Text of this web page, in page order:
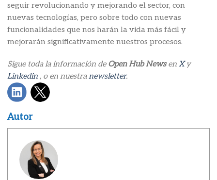
seguir revolucionando y mejorando el sector, con
nuevas tecnologías, pero sobre todo con nuevas
funcionalidades que nos harán la vida más fácil y
mejorarán significativamente nuestros procesos.
Sigue toda la información de Open Hub Newsen Xy
Linkedin , o en nuestranewsletter.
Autor